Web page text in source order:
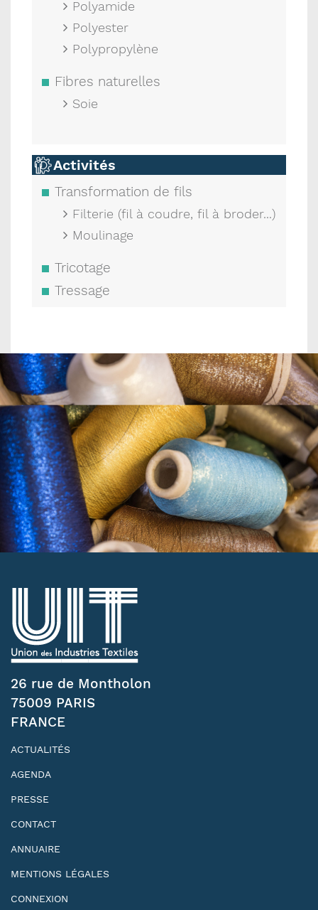
Polyamide
Polyester
Polypropylène
Fibres naturelles
Soie
Activités
Transformation de fils
Filterie (fil à coudre, fil à broder...)
Moulinage
Tricotage
Tressage
26 rue de Montholon
75009 PARIS
FRANCE
ACTUALITÉS
AGENDA
PRESSE
CONTACT
ANNUAIRE
MENTIONS LÉGALES
CONNEXION